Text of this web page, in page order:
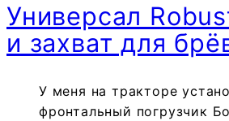
Универсал
и захват для
У меня на тракторе
фронтальный погрузчик